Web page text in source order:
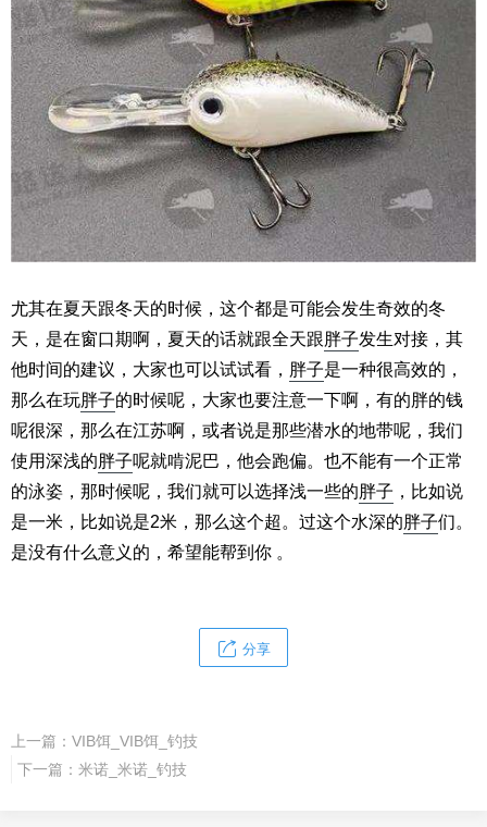
尤其在夏天跟冬天的时候，这个都是可能会发生奇效的冬
天，是在窗口期啊，夏天的话就跟全天跟 胖子发生对接，其
他时间的建议，大家也可以试试看， 胖子是一种很高效的，
那么在玩胖子的时候呢，大家也要注意一下啊，有的胖的钱
呢很深，那么在江苏啊，或者说是那些潜水的地带呢，我们
使用深浅的 胖子呢就啃泥巴，他会跑偏。也不能有一个正常
的泳姿，那时候呢，我们就可以选择浅一些的 胖子 ，比如说
是一米，比如说是2米，那么这个超。过这个水深的 胖子们。
是没有什么意义的，希望能帮到你 。
分享
上一篇： VIB饵_VIB饵_钓技
下一篇： 米诺_米诺_钓技